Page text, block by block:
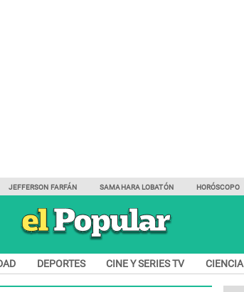
JEFFERSON FARFÁN SAMAHARA LOBATÓN HORÓSCOPO
DEPORTES CINE Y SERIES TV CIENCIA